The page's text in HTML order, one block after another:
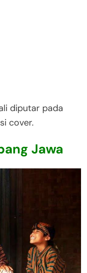
diputar pada
cover.
Jawa